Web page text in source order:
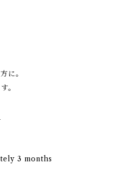
に。
。
3 months